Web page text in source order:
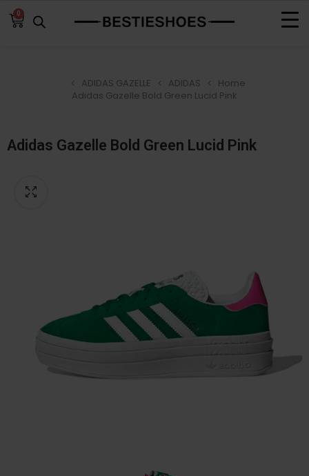
0
Home
ADIDAS
ADIDAS GAZELLE
Adidas Gazelle Bold Green Lucid Pink
Adidas Gazelle Bold Green Lucid Pink